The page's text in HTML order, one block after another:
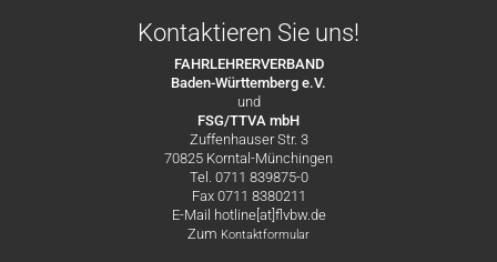
Kontaktieren Sie uns!
FAHRLEHRERVERBAND
Baden-Württemberg e.V.
und
FSG/TTVA mbH
Zuffenhauser Str. 3
70825 Korntal-Münchingen
Tel. 0711 839875-0
Fax 0711 8380211
E-Mail hotline[at]flvbw.de
Zum Kontaktformular